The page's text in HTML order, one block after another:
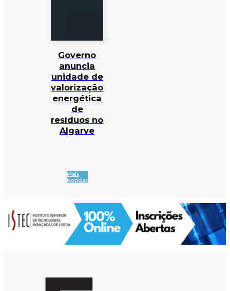
Governo
anuncia
unidade de
valorização
energética
de
resíduos no
Algarve
Mais
Notícias